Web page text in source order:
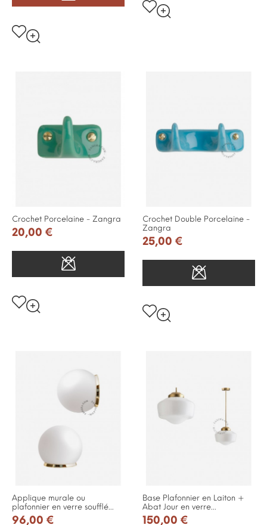
Crochet Porcelaine - Zangra
20,00 €
Crochet Double Porcelaine -
Zangra
25,00 €
Applique murale ou
plafonnier en verre soufflé...
96,00 €
Base Plafonnier en Laiton +
Abat Jour en verre...
150,00 €